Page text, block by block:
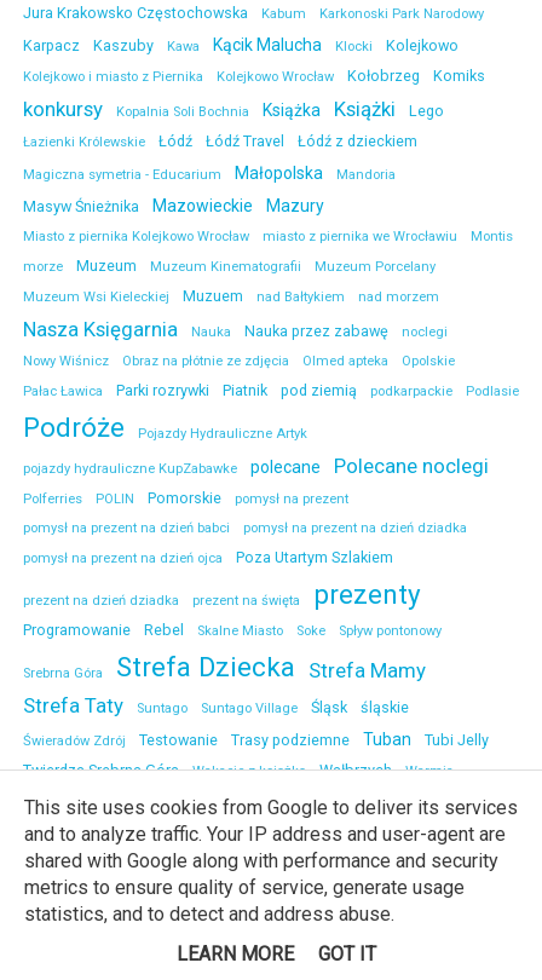
Jura Krakowsko Częstochowska Kabum Karkonoski Park Narodowy
Karpacz Kaszuby Kawa Kącik Malucha Klocki Kolejkowo
Kolejkowo i miasto z Piernika Kolejkowo Wrocław Kołobrzeg Komiks
konkursy Kopalnia Soli Bochnia Książka Książki Lego
Łazienki Królewskie Łódź Łódź Travel Łódź z dzieckiem
Magiczna symetria - Educarium Małopolska Mandoria
Masyw Śnieżnika Mazowieckie Mazury
Miasto z piernika Kolejkowo Wrocław miasto z piernika we Wrocławiu
Montis
morze
Muzeum Muzeum Kinematografii
Muzeum Porcelany
Muzeum Wsi Kieleckiej
Muzuem nad Bałtykiem nad morzem
Nasza Księgarnia Nauka Nauka przez zabawę
noclegi
Nowy Wiśnicz
Obraz na płótnie ze zdjęcia Olmed apteka
Opolskie
Pałac Ławica
Parki rozrywki Piatnik pod ziemią podkarpackie Podlasie
Podróże Pojazdy Hydrauliczne Artyk
pojazdy hydrauliczne KupZabawke polecane Polecane noclegi
Polferries POLIN Pomorskie
pomysł na prezent
pomysł na prezent na dzień babci
pomysł na prezent na dzień dziadka
pomysł na prezent na dzień ojca
Poza Utartym Szlakiem
prezent na dzień dziadka prezent na święta prezenty
Programowanie Rebel Skalne Miasto Soke Spływ pontonowy
Srebrna Góra Strefa Dziecka
Strefa Mamy
Strefa Taty
Suntago Suntago Village Śląsk śląskie
Świeradów Zdrój Testowanie Trasy podziemne Tuban
Tubi Jelly
Twierdza Srebrna Góra
Wakacje z książką Wałbrzych Warmia
Warmia Zamek w Lidzbarku Warmińskim Warszawa Wieliczka
Wielkanoc Wielkopolska Wroc Wrocław Wydawnictwo Znak
Zabawki Zachodniopomorskie zadaszony park rozrywki Zakopane
Zamek Zamek Chojnik Zamek Czocha Zamek Kliczków Zamek w Rynie
This site uses cookies from Google to deliver its services
and to analyze traffic. Your IP address and user-agent are
shared with Google along with performance and security
metrics to ensure quality of service, generate usage
statistics, and to detect and address abuse.
LEARN MORE
GOT IT